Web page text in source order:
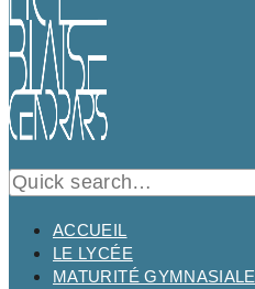
ACCUEIL
LE LYCÉE
MATURITÉ GYMNASIALE